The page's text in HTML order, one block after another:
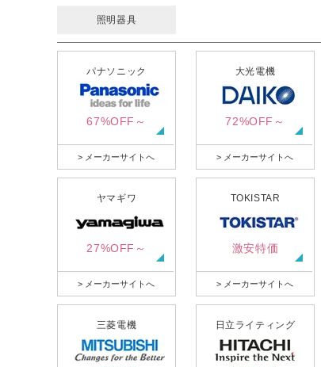
照明器具
パナソニック
67%OFF～
> メーカーサイトへ
大光電機
72%OFF～
> メーカーサイトへ
ヤマギワ
27%OFF～
> メーカーサイトへ
TOKISTAR
激安特価
> メーカーサイトへ
三菱電機 日立ライティング